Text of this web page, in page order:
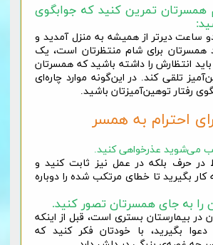
تمرین کنید که جوابگوی
ساعت دیرتر از همیشه به منزل آمدید و
همسرتان برای شام منتظرتان است، یک
انتظارش را داشته باشید که همسرتان
تلقی کند. در این‌گونه موارد چاره‌ای
رفتار توهین‌آمیزتان باشید.
احترام به همسر
می‌شوید عذرخواهی کنید.
در حرف بلکه در عمل نیز ثابت کنید و
بگیرید تا خطای مرتکب شده را دوباره
را به جای همسرتان تصور کنید.
در بیمارستان بستری است، قبل از اینکه
بگیرید، با خودتان فکر کنید که